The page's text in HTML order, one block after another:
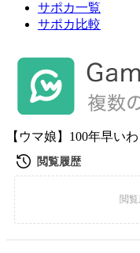
サポカ一覧
サポカ比較
【ウマ娘】100年早い